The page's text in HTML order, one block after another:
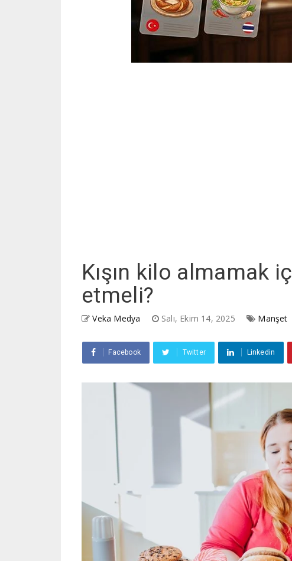
Kışın kilo almamak
etmeli?
Veka Medya Salı, Ekim 14, 2025 Manşet
Facebook Twitter Linkedin